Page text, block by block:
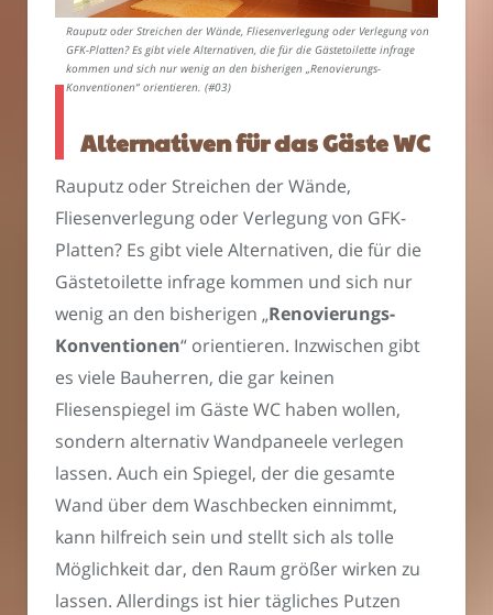
Rauputz oder Streichen der Wände, Fliesenverlegung oder Verlegung von
GFK-Platten? Es gibt viele Alternativen, die für die Gästetoilette infrage
kommen und sich nur wenig an den bisherigen „Renovierungs-
Konventionen“ orientieren. (#03)
Alternativen für das Gäste WC
Rauputz oder Streichen der Wände,
Fliesenverlegung oder Verlegung von GFK-
Platten? Es gibt viele Alternativen, die für die
Gästetoilette infrage kommen und sich nur
wenig an den bisherigen „Renovierungs-
Konventionen“ orientieren. Inzwischen gibt
es viele Bauherren, die gar keinen
Fliesenspiegel im Gäste WC haben wollen,
sondern alternativ Wandpaneele verlegen
lassen. Auch ein Spiegel, der die gesamte
Wand über dem Waschbecken einnimmt,
kann hilfreich sein und stellt sich als tolle
Möglichkeit dar, den Raum größer wirken zu
lassen. Allerdings ist hier tägliches Putzen